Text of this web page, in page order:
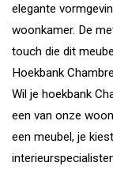
elegante
woonkamer. De
touch die dit
Hoekbank
Wil je hoekbank
een van onze
een meubel, je